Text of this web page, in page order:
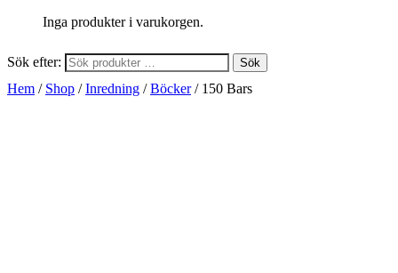
Inga produkter i varukorgen.
Sök efter: Sök
Hem / Shop /Inredning /Böcker/ 150 Bars